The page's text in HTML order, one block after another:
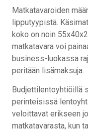
Matkatavaroiden
lipputyypistä.
koko on noin
matkatavara voi
business-luokassa
peritään lisämaksuja.
Budjettilentoyhtiöillä
perinteisissä
veloittavat erikseen
matkatavarasta, kun